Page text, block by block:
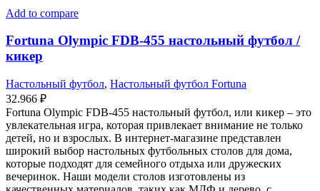
Add to compare
Fortuna Olympic FDB-455 настольный футбол /
кикер
Настольный футбол, Настольный футбол Fortuna
32.966 ₽
Fortuna Olympic FDB-455 настольный футбол, или кикер – это
увлекательная игра, которая привлекает внимание не только
детей, но и взрослых. В интернет-магазине представлен
широкий выбор настольных футбольных столов для дома,
которые подходят для семейного отдыха или дружеских
вечеринок. Наши модели столов изготовлены из